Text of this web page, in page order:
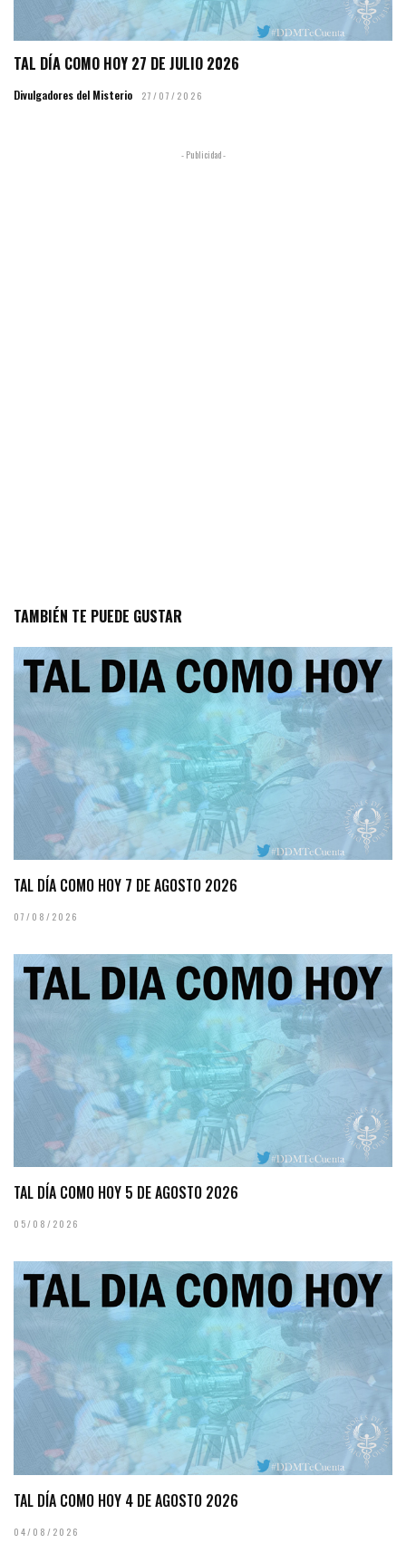
TAL DÍA COMO HOY 27 DE JULIO 2026
Divulgadores del Misterio 27/07/2026
- Publicidad -
TAMBIÉN TE PUEDE GUSTAR
TAL DÍA COMO HOY 7 DE AGOSTO 2026
07/08/2026
TAL DÍA COMO HOY 5 DE AGOSTO 2026
05/08/2026
TAL DÍA COMO HOY 4 DE AGOSTO 2026
04/08/2026